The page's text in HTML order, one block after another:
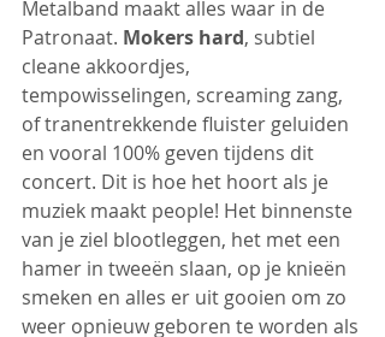
Metalband maakt alles waar in de
Patronaat. Mokers hard, subtiel
cleane akkoordjes,
tempowisselingen, screaming zang,
of tranentrekkende fluister geluiden
en vooral 100% geven tijdens dit
concert. Dit is hoe het hoort als je
muziek maakt people! Het binnenste
van je ziel blootleggen, het met een
hamer in tweeën slaan, op je knieën
smeken en alles er uit gooien om zo
weer opnieuw geboren te worden als